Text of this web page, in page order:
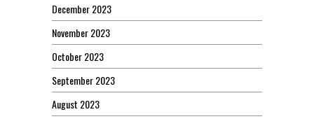
December 2023
November 2023
October 2023
September 2023
August 2023